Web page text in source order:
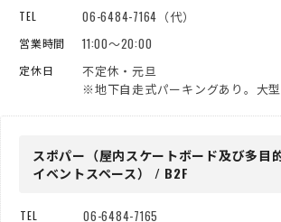
TEL 06-6484-7164（代）
営業時間 11:00～20:00
定休日
不定休・元旦
※地下自走式パーキングあり。大型
スポパー（屋内スケートボード及び多目
イベントスペース） / B2F
TEL 06-6484-7165